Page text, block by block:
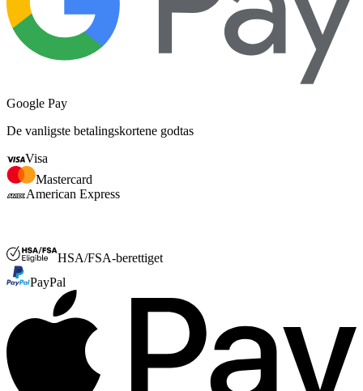
Google Pay
De vanligste betalingskortene godtas
Visa
Mastercard
American Express
HSA/FSA-berettiget
PayPal